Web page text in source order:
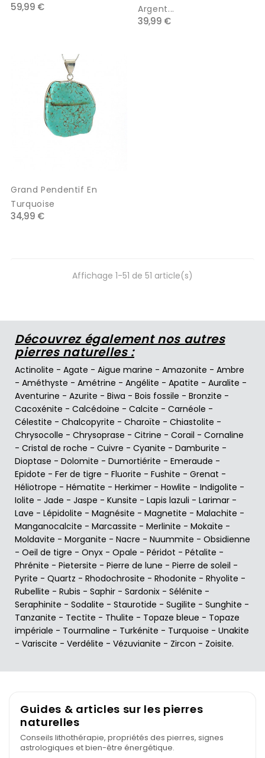
59,99 €
Argent...
39,99 €
Grand Pendentif En
Turquoise
34,99 €
Affichage 1-51 de 51 article(s)
Découvrez également nos autres
pierres naturelles :
Actinolite - Agate - Aigue marine - Amazonite - Ambre
- Améthyste - Amétrine - Angélite - Apatite - Auralite -
Aventurine - Azurite - Biwa - Bois fossile - Bronzite -
Cacoxénite - Calcédoine - Calcite - Carnéole -
Célestite - Chalcopyrite - Charoïte - Chiastolite -
Chrysocolle - Chrysoprase - Citrine - Corail - Cornaline
- Cristal de roche - Cuivre - Cyanite - Damburite -
Dioptase - Dolomite - Dumortiérite - Emeraude -
Epidote - Fer de tigre - Fluorite - Fushite - Grenat -
Héliotrope - Hématite - Herkimer - Howlite - Indigolite -
Iolite - Jade - Jaspe - Kunsite - Lapis lazuli - Larimar -
Lave - Lépidolite - Magnésite - Magnetite - Malachite -
Manganocalcite - Marcassite - Merlinite - Mokaïte -
Moldavite - Morganite - Nacre - Nuummite - Obsidienne
- Oeil de tigre - Onyx - Opale - Péridot - Pétalite -
Phrénite - Pietersite - Pierre de lune - Pierre de soleil -
Pyrite - Quartz - Rhodochrosite - Rhodonite - Rhyolite -
Rubellite - Rubis - Saphir - Sardonix - Sélénite -
Seraphinite - Sodalite - Staurotide - Sugilite - Sunghite -
Tanzanite - Tectite - Thulite - Topaze bleue - Topaze
impériale - Tourmaline - Turkénite - Turquoise - Unakite
- Variscite - Verdélite - Vézuvianite - Zircon - Zoisite.
Guides & articles sur les pierres
naturelles
Conseils lithothérapie, propriétés des pierres, signes
astrologiques et bien-être énergétique.